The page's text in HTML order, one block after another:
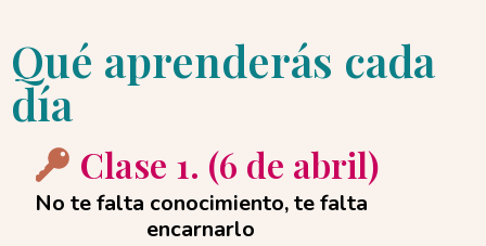
Qué aprenderás cada
día
Clase 1. (6 de abril)
No te falta conocimiento, te falta
encarnarlo